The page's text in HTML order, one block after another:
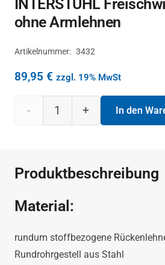
ohne Armlehnen
Artikelnummer: 3432
89,95 € zzgl. 19% MwSt
INTERSTUHL
Leanos
Menge
In den
Produktbeschreibung
Material:
rundum stoffbezogene
Rundrohrgestell aus Stahl